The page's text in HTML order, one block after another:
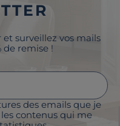
surveillez vos mails
de remise !
des emails que je
contenus qui me